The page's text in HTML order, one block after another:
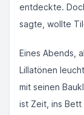
entdeckte.
sagte, wollte
Eines Abends,
Lillatönen
mit seinen
ist Zeit, ins